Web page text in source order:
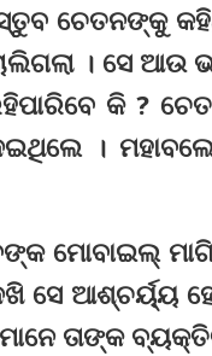
ଚେତନଙ୍କୁ
। ସେ ଆଉ
କି ?
।
ମୋବାଇଲ୍
ସେ
ତାଙ୍କ